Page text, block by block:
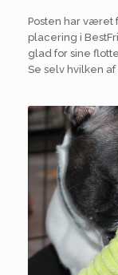
Posten har været
placering i
glad for sine
Se selv hvilken